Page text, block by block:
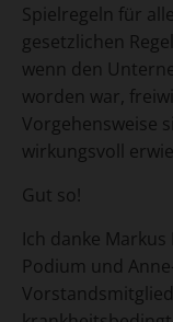
Spielregeln für
gesetzlichen
wenn den
worden war,
Vorgehensweise
wirkungsvoll
Gut so!
Ich danke
Podium und